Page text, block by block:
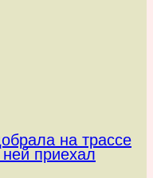
на трассе
приехал